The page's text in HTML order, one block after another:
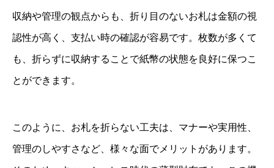
収納や管理の観点からも、折り目のないお札は金額の視
認性が高く、支払い時の確認が容易です。枚数が多くて
も、折らずに収納することで紙幣の状態を良好に保つこ
とができます。
このように、お札を折らない工夫は、マナーや実用性、
管理のしやすさなど、様々な面でメリットがあります。